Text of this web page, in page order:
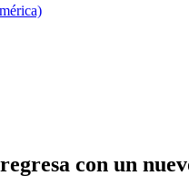
con un